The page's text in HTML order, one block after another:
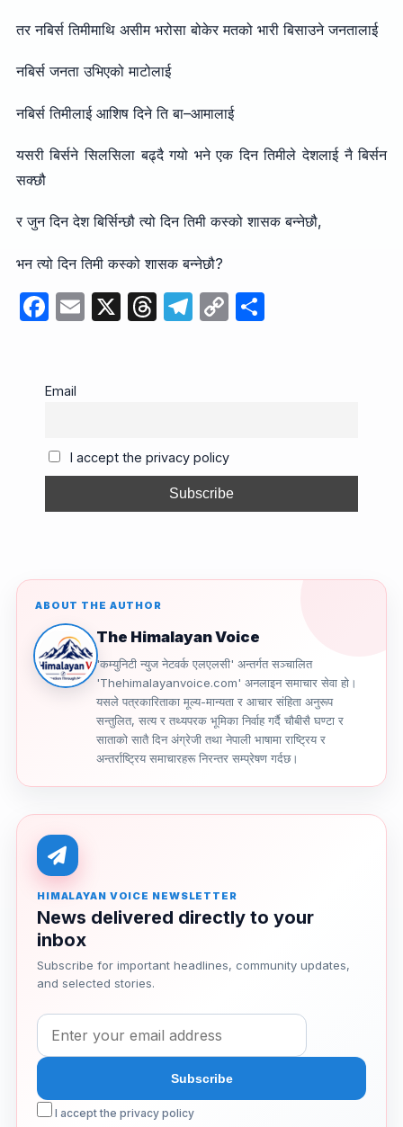
तर नबिर्स तिमीमाथि असीम भरोसा बोकेर मतको भारी बिसाउने जनतालाई
नबिर्स जनता उभिएको माटोलाई
नबिर्स तिमीलाई आशिष दिने ति बा–आमालाई
यसरी बिर्सने सिलसिला बढ्दै गयो भने एक दिन तिमीले देशलाई नै बिर्सन
सक्छौ
र जुन दिन देश बिर्सिन्छौ त्यो दिन तिमी कस्को शासक बन्नेछौ,
भन त्यो दिन तिमी कस्को शासक बन्नेछौ?
F
e
o
o
k
E X T
s
T
m
C
n
k
S
Email
I accept the privacy policy
ABOUT THE AUTHOR
The Himalayan Voice
'कम्युनिटी न्युज नेटवर्क एलएलसी' अन्तर्गत सञ्चालित
'Thehimalayanvoice.com' अनलाइन समाचार सेवा हो।
यसले पत्रकारिताका मूल्य-मान्यता र आचार संहिता अनुरूप
सन्तुलित, सत्य र तथ्यपरक भूमिका निर्वाह गर्दै चौबीसै घण्टा र
साताको सातै दिन अंग्रेजी तथा नेपाली भाषामा राष्ट्रिय र
अन्तर्राष्ट्रिय समाचारहरू निरन्तर सम्प्रेषण गर्दछ।
HIMALAYAN VOICE NEWSLETTER
News delivered directly to your
inbox
Subscribe for important headlines, community updates,
and selected stories.
I accept the privacy policy